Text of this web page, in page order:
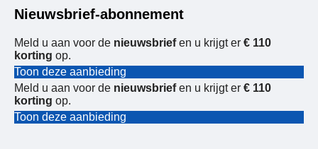
Nieuwsbrief-abonnement
Meld u aan voor de nieuwsbriefen u krijgt er € 110
korting op.
Toon deze aanbieding
Meld u aan voor de nieuwsbriefen u krijgt er € 110
korting op.
Toon deze aanbieding